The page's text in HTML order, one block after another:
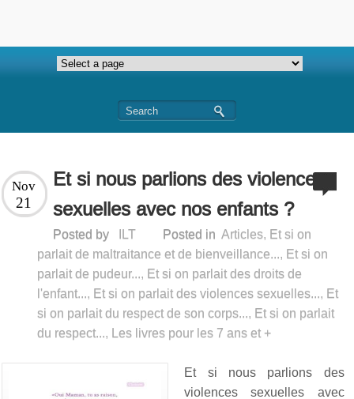
Et si nous parlions des violences
sexuelles avec nos enfants ?
Nov
21
Posted by ILT Posted in Articles, Et si on
parlait de maltraitance et de bienveillance..., Et si on
parlait de pudeur..., Et si on parlait des droits de
l'enfant..., Et si on parlait des violences sexuelles..., Et
si on parlait du respect de son corps..., Et si on parlait
du respect..., Les livres pour les 7 ans et +
Et si nous parlions des
violences sexuelles avec